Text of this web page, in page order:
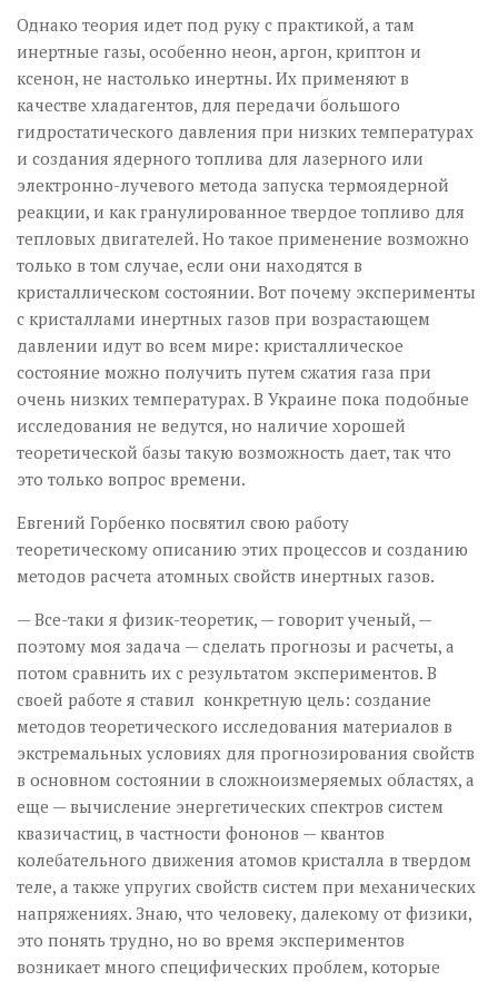
Однако теория идет под руку с практикой, а там
инертные газы, особенно неон, аргон, криптон и
ксенон, не настолько инертны. Их применяют в
качестве хладагентов, для передачи большого
гидростатического давления при низких температурах
и создания ядерного топлива для лазерного или
электронно-лучевого метода запуска термоядерной
реакции, и как гранулированное твердое топливо для
тепловых двигателей. Но такое применение возможно
только в том случае, если они находятся в
кристаллическом состоянии. Вот почему эксперименты
с кристаллами инертных газов при возрастающем
давлении идут во всем мире: кристаллическое
состояние можно получить путем сжатия газа при
очень низких температурах. В Украине пока подобные
исследования не ведутся, но наличие хорошей
теоретической базы такую возможность дает, так что
это только вопрос времени.
Евгений Горбенко посвятил свою работу
теоретическому описанию этих процессов и созданию
методов расчета атомных свойств инертных газов.
— Все-таки я физик-теоретик, — говорит ученый, —
поэтому моя задача — сделать прогнозы и расчеты, а
потом сравнить их с результатом экспериментов. В
своей работе я ставил конкретную цель: создание
методов теоретического исследования материалов в
экстремальных условиях для прогнозирования свойств
в основном состоянии в сложноизмеряемых областях, а
еще — вычисление энергетических спектров систем
квазичастиц, в частности фононов — квантов
колебательного движения атомов кристалла в твердом
теле, а также упругих свойств систем при механических
напряжениях. Знаю, что человеку, далекому от физики,
это понять трудно, но во время экспериментов
возникает много специфических проблем, которые